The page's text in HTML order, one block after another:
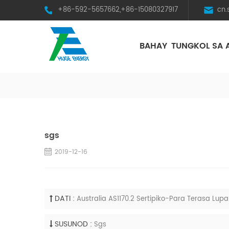
+86-592-5657662,+86-15080327917
BAHAY TUNGKOL SA
sgs
2019-12-16
DATI : Australia AS1170.2 Sertipiko-Para Terasa Lupa
SUSUNOD : Sgs